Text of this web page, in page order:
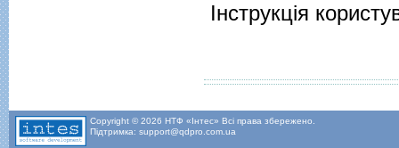
Інструкція
Copyright © 2026 НТФ «Інтес» Всі права збережено.
Підтримка: support@qdpro.com.ua